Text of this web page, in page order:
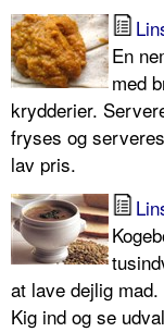
En
med
krydderier.
fryses og
lav pris.
at lave dejlig
Kig ind og se